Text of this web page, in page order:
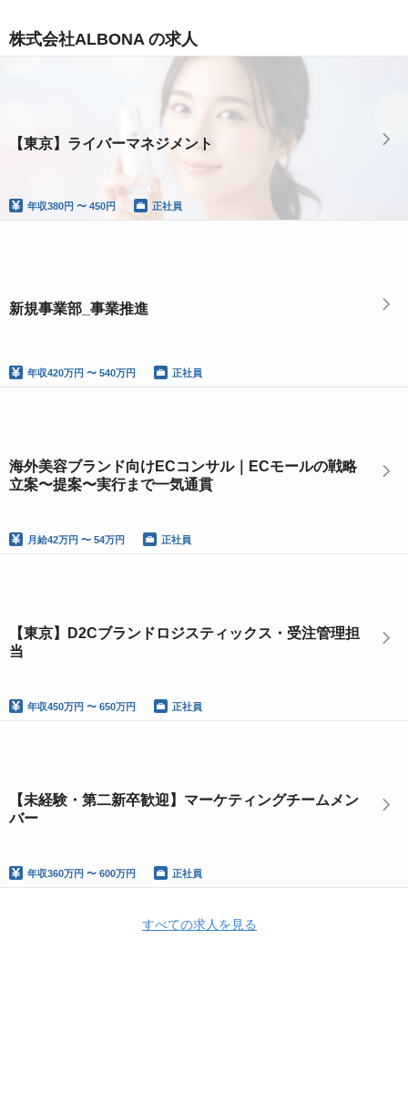
株式会社ALBONA の求人
【東京】ライバーマネジメント
年収380円 〜 450円 正社員
新規事業部_事業推進
年収420万円 〜 540万円 正社員
海外美容ブランド向けECコンサル｜ECモールの戦略
立案〜提案〜実行まで一気通貫
月給42万円 〜 54万円 正社員
【東京】D2Cブランドロジスティックス・受注管理担
当
年収450万円 〜 650万円 正社員
【未経験・第二新卒歓迎】マーケティングチームメン
バー
年収360万円 〜 600万円 正社員
すべての求人を見る